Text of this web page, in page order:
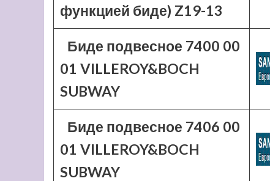
функцией биде) Z19-13
Биде подвесное 7400 00
01 VILLEROY&BOCH
SUBWAY
Биде подвесное 7406 00
01 VILLEROY&BOCH
SUBWAY